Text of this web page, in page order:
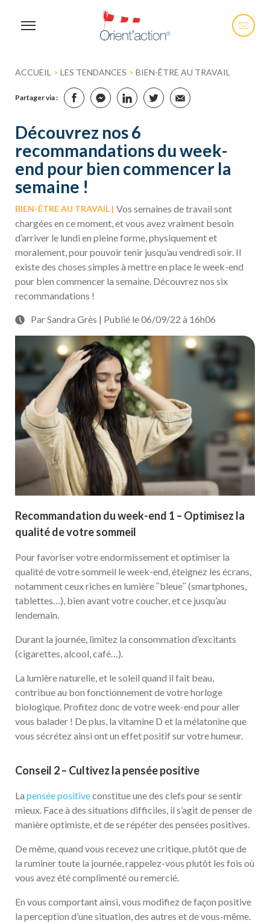
ACCUEIL > LES TENDANCES > BIEN-ÊTRE AU TRAVAIL
Partager via :
Découvrez nos 6
recommandations du week-
end pour bien commencer la
semaine !
BIEN-ÊTRE AU TRAVAIL
Vos semaines de travail sont
chargées en ce moment, et vous avez vraiment besoin
d’arriver le lundi en pleine forme, physiquement et
moralement, pour pouvoir tenir jusqu’au vendredi soir. Il
existe des choses simples à mettre en place le week-end
pour bien commencer la semaine. Découvrez nos six
recommandations !
Par Sandra Grès | Publié le 06/09/22 à 16h06
Recommandation du week-end 1 – Optimisez la
qualité de votre sommeil
Pour favoriser votre endormissement et optimiser la
qualité de votre sommeil le week-end, éteignez les écrans,
notamment ceux riches en lumière ʺbleueʺ (smartphones,
tablettes…), bien avant votre coucher, et ce jusqu’au
lendemain.
Durant la journée, limitez la consommation d’excitants
(cigarettes, alcool, café…).
La lumière naturelle, et le soleil quand il fait beau,
contribue au bon fonctionnement de votre horloge
biologique. Profitez donc de votre week-end pour aller
vous balader ! De plus, la vitamine D et la mélatonine que
vous sécrétez ainsi ont un effet positif sur votre humeur.
Conseil 2 – Cultivez la pensée positive
La pensée positiveconstitue une des clefs pour se sentir
mieux. Face à des situations difficiles, il s’agit de penser de
manière optimiste, et de se répéter des pensées positives.
De même, quand vous recevez une critique, plutôt que de
la ruminer toute la journée, rappelez-vous plutôt les fois où
vous avez été complimenté ou remercié.
En vous comportant ainsi, vous modifiez de façon positive
la perception d’une situation, des autres et de vous-même.